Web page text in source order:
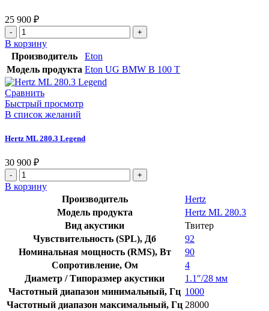
25 900 ₽
В корзину
Производитель
Eton
Модель продукта Eton UG BMW B 100 T
Сравнить
Быстрый просмотр
В список желаний
Hertz ML 280.3 Legend
30 900 ₽
В корзину
Производитель
Hertz
Модель продукта
Hertz ML 280.3
Вид акустики
Твитер
Чувствительность (SPL), Дб
92
Номинальная мощность (RMS), Вт
90
Сопротивление, Ом
4
Диаметр / Типоразмер акустики
1.1″/28 мм
Частотный диапазон минимальный, Гц 1000
Частотный диапазон максимальный, Гц 28000